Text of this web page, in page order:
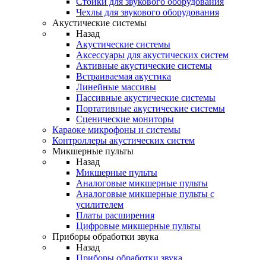
Чехлы для звукового оборудования
Акустические системы
Назад
Акустические системы
Аксессуары для акустических систем
Активные акустические системы
Встраиваемая акустика
Линейные массивы
Пассивные акустические системы
Портативные акустические системы
Сценические мониторы
Караоке микрофоны и системы
Контроллеры акустических систем
Микшерные пульты
Назад
Микшерные пульты
Аналоговые микшерные пульты
Аналоговые микшерные пульты с
усилителем
Платы расширения
Цифровые микшерные пульты
Приборы обработки звука
Назад
Приборы обработки звука